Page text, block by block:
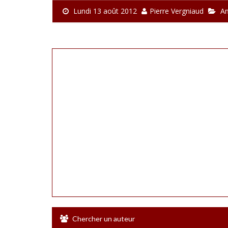
Lundi 13 août 2012 Pierre Vergniaud
Chercher un auteur